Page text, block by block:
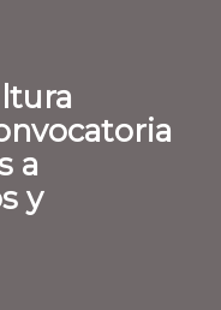
a
y